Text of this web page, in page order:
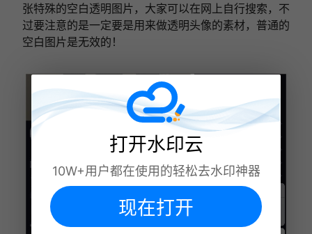
张特殊的空白透明图片，大家可以在网上自行搜索，不
过要注意的是一定要是用来做透明头像的素材，普通的
空白图片是无效的！
打开水印云
10W+用户都在使用的轻松去水印神器
现在打开